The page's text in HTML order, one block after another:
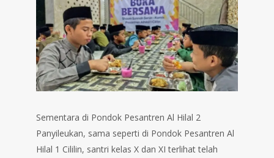
Sementara di Pondok Pesantren Al Hilal 2
Panyileukan, sama seperti di Pondok Pesantren Al
Hilal 1 Cililin, santri kelas X dan XI terlihat telah